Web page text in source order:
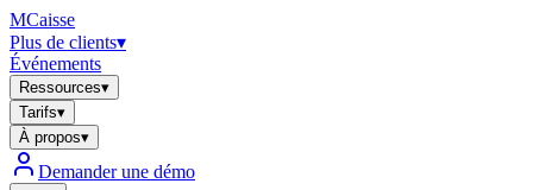
MCaisse
Plus de clients▾
Événements
Ressources▾
Tarifs▾
À propos▾
Demander une démo